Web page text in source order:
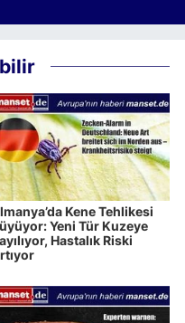
Kene Tehlikesi
Yeni Tür Kuzeye
Hastalık Riski